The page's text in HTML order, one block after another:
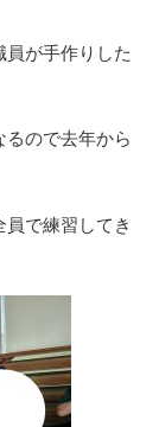
が手作りした
ので去年から
で練習してき